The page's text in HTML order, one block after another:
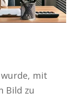
mit
Bild zu